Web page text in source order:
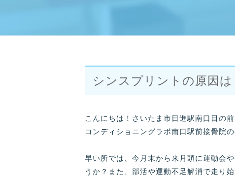
シンスプリントの原因は
こんにちは！さいたま市日進駅南口目の前
コンディショニングラボ南口駅前接骨院の
早い所では、今月末から来月頭に運動会
うか？また、部活や運動不足解消で走り